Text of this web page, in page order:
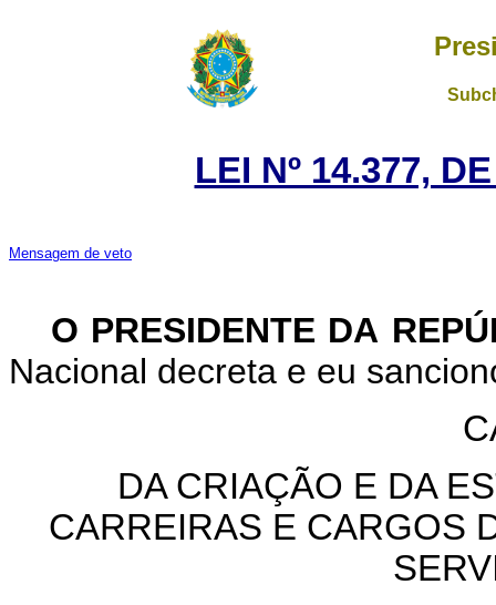
LEI Nº 14.377,
Mensagem de veto
O PRESIDENTE DA
Nacional decreta e eu
DA CRIAÇÃO E DA
CARREIRAS E CARGOS